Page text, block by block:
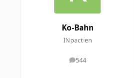
Ko-Bahn
INpactien
544
messages